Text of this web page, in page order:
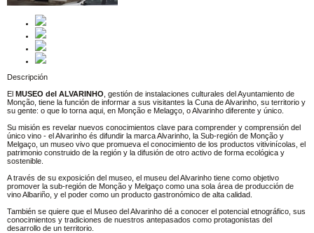
Descripción
El MUSEO del ALVARINHO , gestión de instalaciones culturales del Ayuntamiento de
Monção, tiene la función de informar a sus visitantes la Cuna de Alvarinho, su territorio y
su gente: o que lo torna aqui, en Monção e Melagço, o Alvarinho diferente y único.
Su misión es revelar nuevos conocimientos clave para comprender y comprensión del
único vino - el Alvarinho és difundir la marca Alvarinho, la Sub-región de Monção y
Melgaço, un museo vivo que promueva el conocimiento de los productos vitivinícolas, el
patrimonio construido de la región y la difusión de otro activo de forma ecológica y
sostenible.
A través de su exposición del museo, el museu del Alvarinho tiene como objetivo
promover la sub-región de Monção y Melgaço como una sola área de producción de
vino Albariño, y el poder como un producto gastronómico de alta calidad.
También se quiere que el Museo del Alvarinho dé a conocer el potencial etnográfico, sus
conocimientos y tradiciones de nuestros antepasados como protagonistas del
desarrollo de un territorio.